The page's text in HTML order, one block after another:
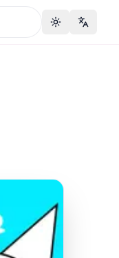
Toggle theme